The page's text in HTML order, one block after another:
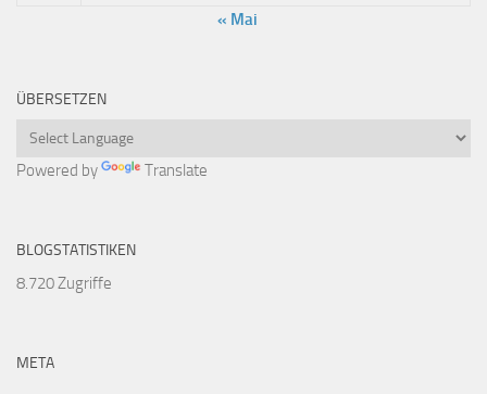
« Mai
ÜBERSETZEN
Powered by Translate
BLOGSTATISTIKEN
8.720 Zugriffe
META